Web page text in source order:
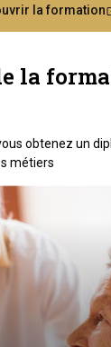
la formation
la
obtenez un
métiers